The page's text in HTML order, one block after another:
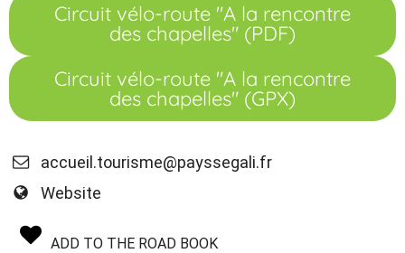
Circuit vélo-route "A la rencontre
des chapelles" (PDF)
Circuit vélo-route "A la rencontre
des chapelles" (GPX)
accueil.tourisme@payssegali.fr
Website
ADD TO THE ROAD BOOK